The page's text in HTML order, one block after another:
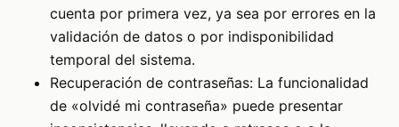
cuenta por primera vez, ya sea por errores en la
validación de datos o por indisponibilidad
temporal del sistema.
Recuperación de contraseñas: La funcionalidad
de «olvidé mi contraseña» puede presentar